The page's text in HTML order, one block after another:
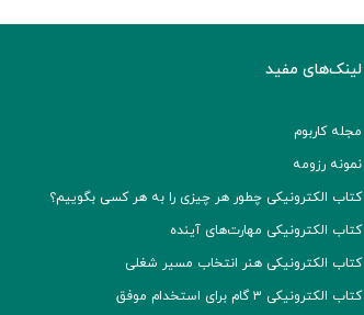
لینک‌های مفید
مجله کاربوم
نمونه رزومه
کتاب الکترونیکی چطور هر چیزی را به هر کسی بگوییم؟
کتاب الکترونیکی مهارت‌های آینده
کتاب الکترونیکی هنر انتخاب مسیر شغلی
کتاب الکترونیکی ۳ گام برای استخدام موفق